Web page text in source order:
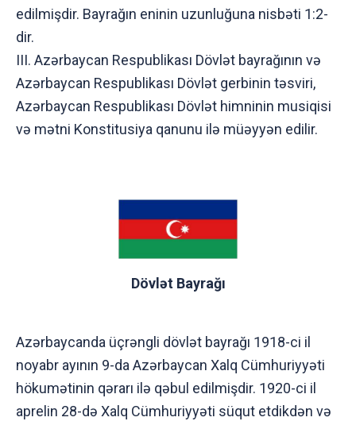
edilmişdir. Bayrağın eninin uzunluğuna nisbəti 1:2-
dir.
III. Azərbaycan Respublikası Dövlət bayrağının və
Azərbaycan Respublikası Dövlət gerbinin təsviri,
Azərbaycan Respublikası Dövlət himninin musiqisi
və mətni Konstitusiya qanunu ilə müəyyən edilir.
Dövlət Bayrağı
Azərbaycanda üçrəngli dövlət bayrağı 1918-ci il
noyabr ayının 9-da Azərbaycan Xalq Cümhuriyyəti
hökumətinin qərarı ilə qəbul edilmişdir. 1920-ci il
aprelin 28-də Xalq Cümhuriyyəti süqut etdikdən və